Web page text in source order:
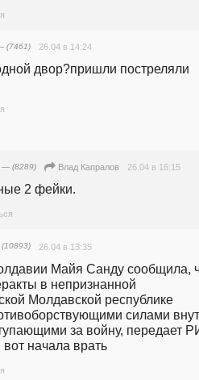
(7461) 26.04 в 14:24
двор?пришли постреляли
— (8289) Влад Капралов 26.04 в 16:15
2 фейки.
26.04 в 13:35
Майя Санду сообщила,
в непризнанной
Молдавской республике
силами
за войну, передает
начала врать